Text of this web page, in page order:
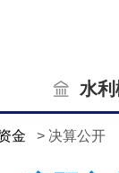
水
金 > 决算公开